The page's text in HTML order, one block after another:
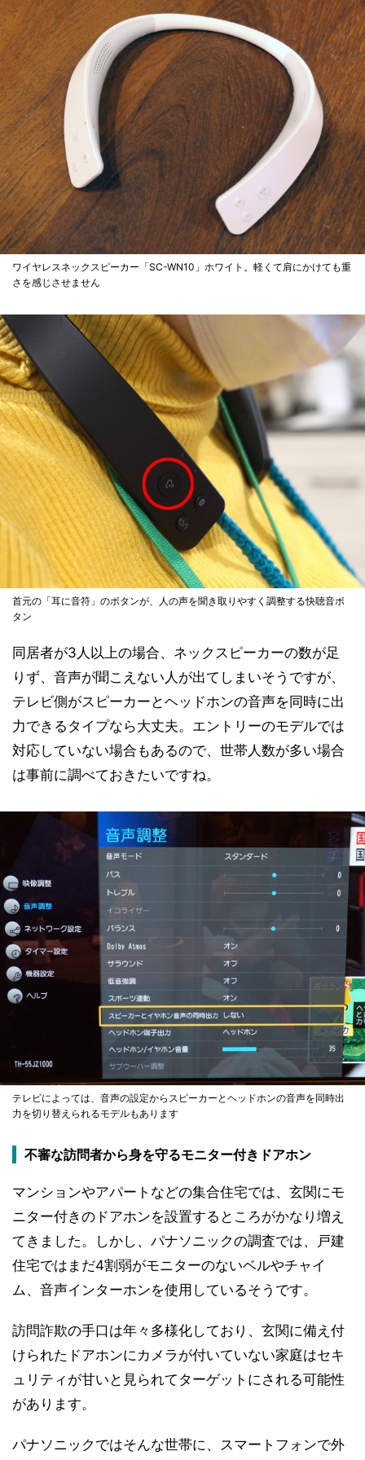
ワイヤレスネックスピーカー「SC-WN10」ホワイト。軽くて肩にかけても重
さを感じさせません
首元の「耳に音符」のボタンが、人の声を聞き取りやすく調整する快聴音ボ
タン
同居者が3人以上の場合、ネックスピーカーの数が足
りず、音声が聞こえない人が出てしまいそうですが、
テレビ側がスピーカーとヘッドホンの音声を同時に出
力できるタイプなら大丈夫。エントリーのモデルでは
対応していない場合もあるので、世帯人数が多い場合
は事前に調べておきたいですね。
テレビによっては、音声の設定からスピーカーとヘッドホンの音声を同時出
力を切り替えられるモデルもあります
不審な訪問者から身を守るモニター付きドアホン
マンションやアパートなどの集合住宅では、玄関にモ
ニター付きのドアホンを設置するところがかなり増え
てきました。しかし、パナソニックの調査では、戸建
住宅ではまだ4割弱がモニターのないベルやチャイ
ム、音声インターホンを使用しているそうです。
訪問詐欺の手口は年々多様化しており、玄関に備え付
けられたドアホンにカメラが付いていない家庭はセキ
ュリティが甘いと見られてターゲットにされる可能性
があります。
パナソニックではそんな世帯に、スマートフォンで外